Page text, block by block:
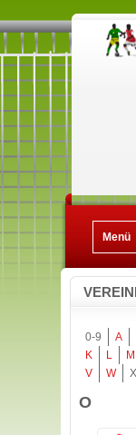
Menü
0-9 A
K
L M
V
W X
O